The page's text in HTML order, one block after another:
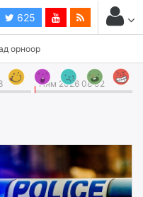
625
орноор
Ням 2026 08 02